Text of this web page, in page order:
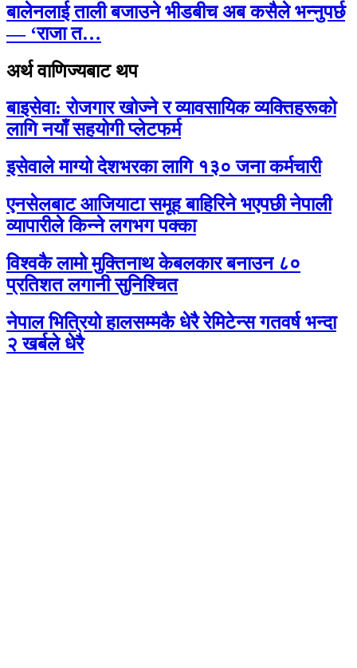
बालेनलाई ताली बजाउने भीडबीच अब कसैले भन्नुपर्छ
— ‘राजा त…
अर्थ वाणिज्यबाट थप
बाइसेवा: रोजगार खोज्ने र व्यावसायिक व्यक्तिहरूको
लागि नयाँ सहयोगी प्लेटफर्म
इसेवाले माग्यो देशभरका लागि १३० जना कर्मचारी
एनसेलबाट आजियाटा समूह बाहिरिने भएपछी नेपाली
व्यापारीले किन्ने लगभग पक्का
विश्वकै लामो मुक्तिनाथ केबलकार बनाउन ८०
प्रतिशत लगानी सुनिश्चित
नेपाल भित्रियो हालसम्मकै धेरै रेमिटेन्स गतवर्ष भन्दा
२ खर्बले धेरै